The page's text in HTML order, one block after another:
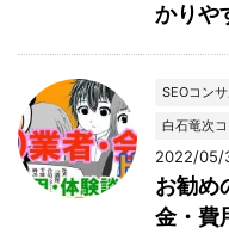
かりや
SEOコン
白石竜次
2022/05/
お勧め
金・費